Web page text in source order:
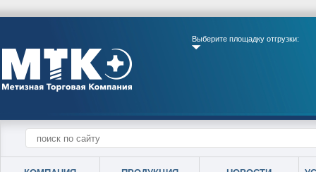
Выберите площадку отгрузки: